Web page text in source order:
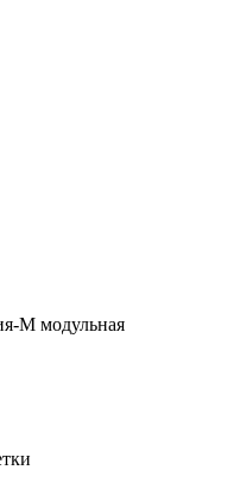
М модульная